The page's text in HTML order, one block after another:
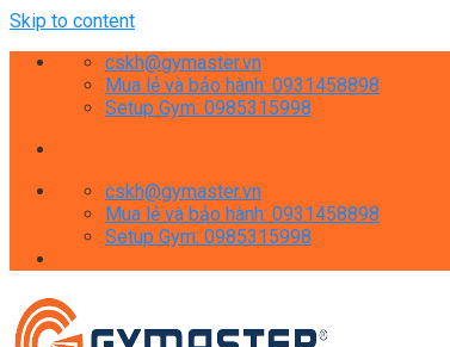
Skip to content
cskh@gymaster.vn
Mua lẻ và bảo hành: 0931458898
Setup Gym: 0985315998
cskh@gymaster.vn
Mua lẻ và bảo hành: 0931458898
Setup Gym: 0985315998